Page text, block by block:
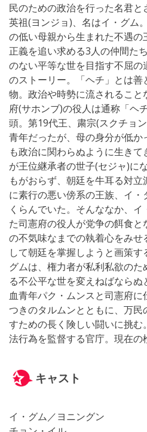
民のための政治を行った名君と
英祖(ヨンジョ)、名はイ・グム
の低い母親から生まれた不遇の
正義を追い求める3人の仲間た
のない平等な世を目指す不屈
のストーリー。「ヘチ」とは善
物。政治や時勢に流されるこ
府(サホンブ)の役人は通称「ヘ
頭。第19代王、粛宗(スクチョ
青年だったが、母の身分が低
も政治に関わらぬように生き
が王位継承者の世子(セジャ)に
もがおらず、朝廷を牛耳る対
に素行の悪い傍系の王族、イ
くらんでいた。そんななか、
た司憲府の役人が党争の餌食
の不気味なまでの執着心をみ
して朝廷を掌握しようと画策す
グムは、権力者が私利私欲の
る不公平な世を変えねばなら
血青年パク・ムンスと司憲府
つきのタルムンとともに、万
すための長く険しい闘いに挑
法行為を監督する官庁。現在の
キャスト
イ・グム／ヨニングン